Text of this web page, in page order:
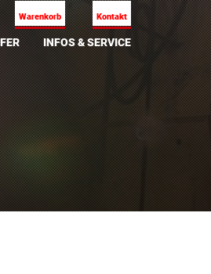
Warenkorb Kontakt
INFOS & SERVICE